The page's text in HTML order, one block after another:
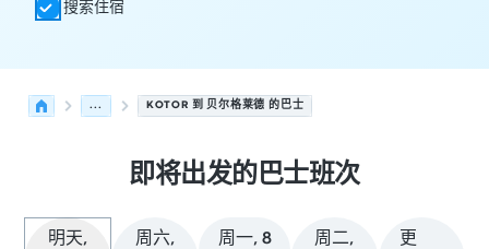
搜索住宿
... KOTOR 到 贝尔格莱德 的巴士
即将出发的巴士班次
明天,
周六,
周一, 8
周二,
更